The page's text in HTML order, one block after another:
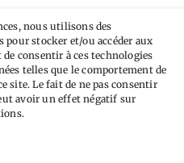
nous utilisons des
pour stocker et/ou accéder aux
consentir à ces technologies
telles que le comportement de
site. Le fait de ne pas consentir
avoir un effet négatif sur
dehttps://mcalp.fr.